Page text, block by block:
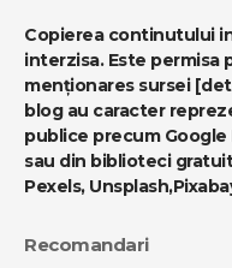
Copierea continutului
interzisa. Este permisa
menționares sursei
blog au caracter
publice precum
sau din biblioteci
Pexels, Unsplash,
Recomandari